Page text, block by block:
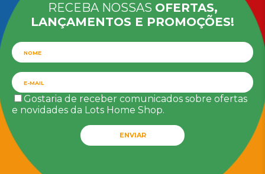
RECEBA NOSSAS OFERTAS,
LANÇAMENTOS E PROMOÇÕES!
Gostaria de receber comunicados sobre ofertas
e novidades da Lots Home Shop.
ENVIAR